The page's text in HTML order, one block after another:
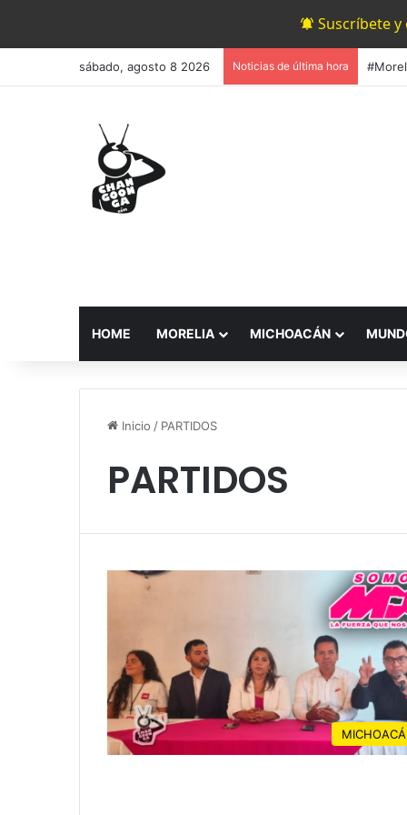
Suscríbete
sábado, agosto 8 2026 Noticias de última hora
HOME MORELIA MICHOACÁN
Inicio / PARTIDOS
PARTIDOS